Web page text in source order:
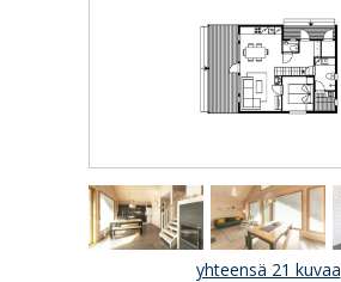
yhteensä 21 kuvaa